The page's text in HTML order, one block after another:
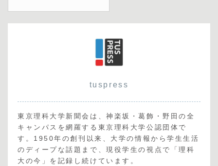
tuspress
東京理科大学新聞会は、神楽坂・葛飾・野田の全
キャンパスを網羅する東京理科大学公認団体で
す。1950年の創刊以来、大学の情報から学生生活
のディープな話題まで、現役学生の視点で「理科
大の今」を記録し続けています。